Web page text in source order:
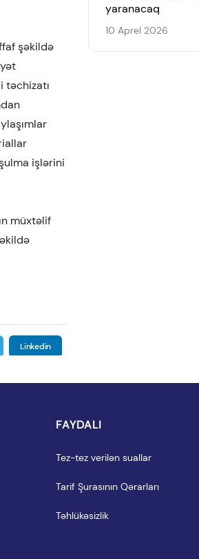
şəkildə
təchizatı
işlərini
müxtəlif
Linkedin
yaranacaq
10 Aprel 2026
FAYDALI
Tez-tez verilən suallar
Tarif Şurasının Qərarları
Təhlükəsizlik